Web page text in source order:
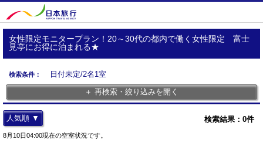
女性限定モニタープラン！20～30代の都内で働く女性限定 富士
見亭にお得に泊まれる★
検索条件：
日付未定/2名1室
＋ 再検索・絞り込みを開く
検索結果： 0件
人気順 ▼
8月10日04:00現在の空室状況です。